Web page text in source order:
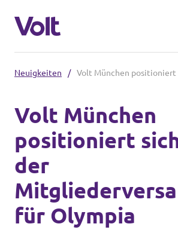
Website
Lokale Teams
Volt in Deutschland
Website
Programm
Über Volt
Menschen
Neuigkeiten /
Volt München
positioniert
der
für Olympia